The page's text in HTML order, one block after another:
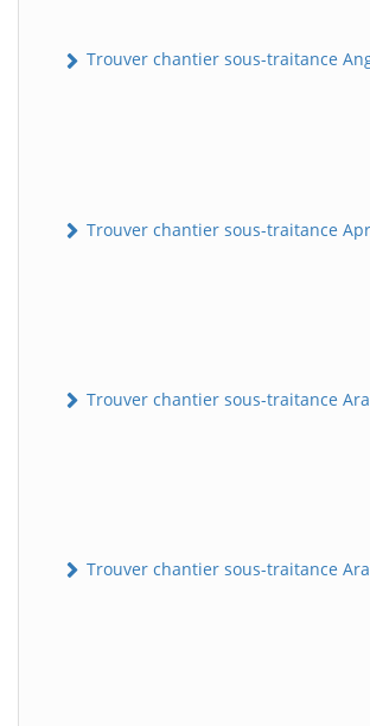
Trouver chantier sous-traitance
Trouver chantier sous-traitance
Trouver chantier sous-traitance
Trouver chantier sous-traitance